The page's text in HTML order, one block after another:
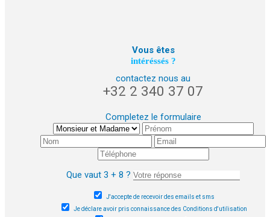
Vous êtes
intéréssés ?
contactez nous au
+32 2 340 37 07
Completez le formulaire
Que vaut 3 + 8 ?
J'accepte de recevoir des emails et sms
Je déclare avoir pris connaissance des Conditions d'utilisation